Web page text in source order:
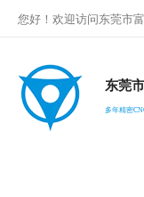
您好！欢迎访问东莞市
东莞
多年精密